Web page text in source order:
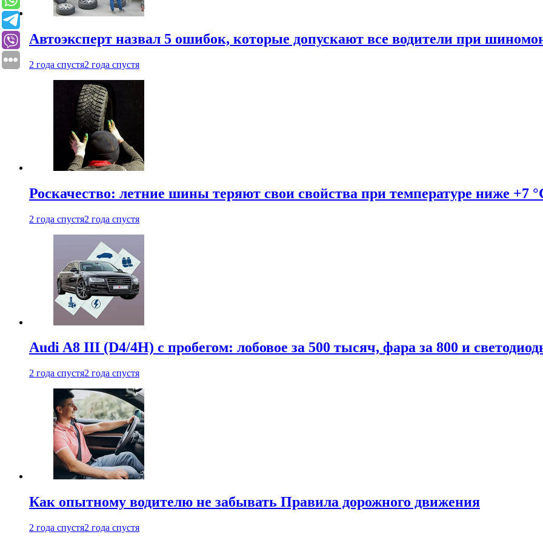
Автоэксперт назвал 5 ошибок, которые допускают все водители при
2 года спустя2 года спустя
Роскачество: летние шины теряют свои свойства при температуре ниже +7
2 года спустя2 года спустя
Audi A8 III (D4/4H) c пробегом: лобовое за 500 тысяч, фара за 800 и
2 года спустя2 года спустя
Как опытному водителю не забывать Правила дорожного движения
2 года спустя2 года спустя